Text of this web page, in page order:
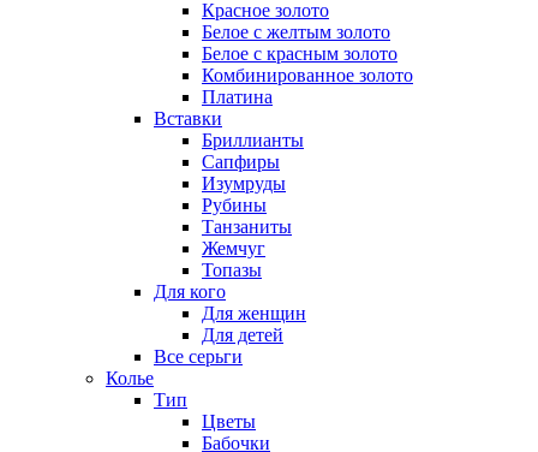
Красное золото
Белое с желтым золото
Белое с красным золото
Комбинированное золото
Платина
Вставки
Бриллианты
Сапфиры
Изумруды
Рубины
Танзаниты
Жемчуг
Топазы
Для кого
Для женщин
Для детей
Все серьги
Колье
Тип
Цветы
Бабочки